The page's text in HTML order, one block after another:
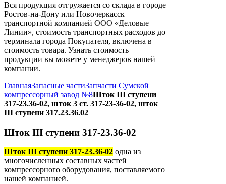
Вся продукция отгружается со склада в городе
Ростов-на-Дону или Новочеркасск
транспортной компанией ООО «Деловые
Линии», стоимость транспортных расходов до
терминала города Покупателя, включена в
стоимость товара. Узнать стоимость
продукции вы можете у менеджеров нашей
компании.
ГлавнаяЗапасные частиЗапчасти Сумской
компрессорный завод №8Шток III ступени
317-23.36-02, шток 3 ст. 317-23-36-02, шток
III ступени 317.23.36.02
Шток III ступени 317-23.36-02
Шток III ступени 317-23.36-02 одна из
многочисленных составных частей
компрессорного оборудования, поставляемого
нашей компанией.